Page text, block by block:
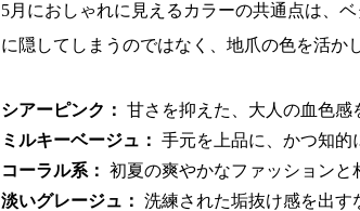
5月におしゃれに見えるカラーの共通点は、
に隠してしまうのではなく、地爪の色を活か
シアーピンク： 甘さを抑えた、大人の血色感
ミルキーベージュ： 手元を上品に、かつ知的
コーラル系： 初夏の爽やかなファッションと
淡いグレージュ： 洗練された垢抜け感を出す